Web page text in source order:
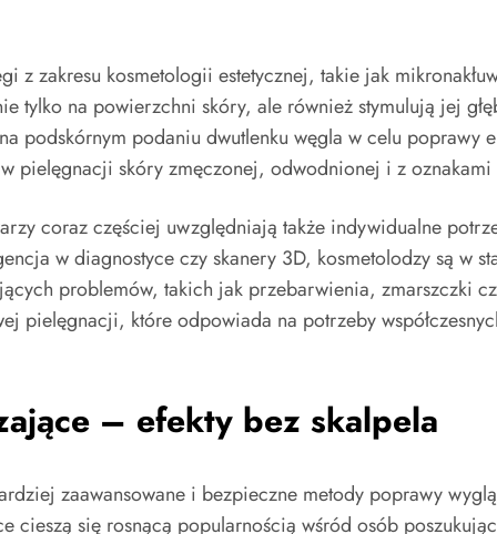
zakresu kosmetologii estetycznej, takie jak
tylko na powierzchni skóry, ale również stymulują jej
podskórnym podaniu dwutlenku węgla w celu poprawy
pielęgnacji skóry zmęczonej, odwodnionej i z oznakami
coraz częściej uwzględniają także indywidualne
w diagnostyce czy skanery 3D, kosmetolodzy są w
problemów, takich jak przebarwienia, zmarszczki
pielęgnacji, które odpowiada na potrzeby
– efekty bez skalpela
zaawansowane i bezpieczne metody poprawy
cieszą się rosnącą popularnością wśród osób